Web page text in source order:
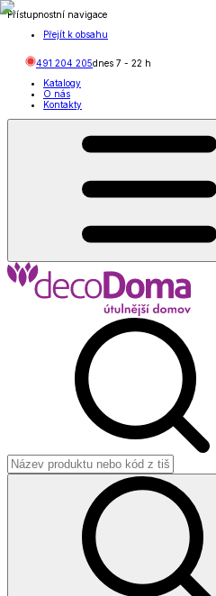
Přístupnostní navigace
Přejít k obsahu
491 204 205dnes 7 - 22 h
Katalogy
O nás
Kontakty